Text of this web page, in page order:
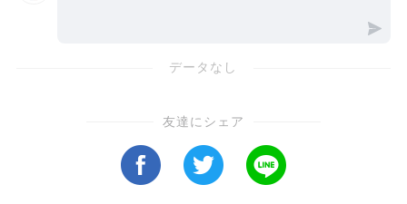
データなし
友達にシェア